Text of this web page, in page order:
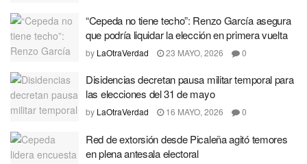
“Cepeda no tiene techo”: Renzo García asegura
que podría liquidar la elección en primera vuelta
by LaOtraVerdad 23 MAYO, 2026 0
Disidencias decretan pausa militar temporal para
las elecciones del 31 de mayo
by LaOtraVerdad 16 MAYO, 2026 0
Red de extorsión desde Picaleña agitó temores
en plena antesala electoral